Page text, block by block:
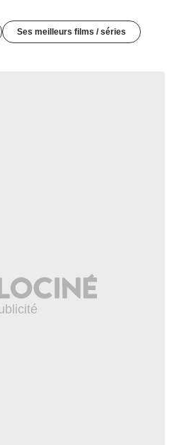
Ses meilleurs films / séries